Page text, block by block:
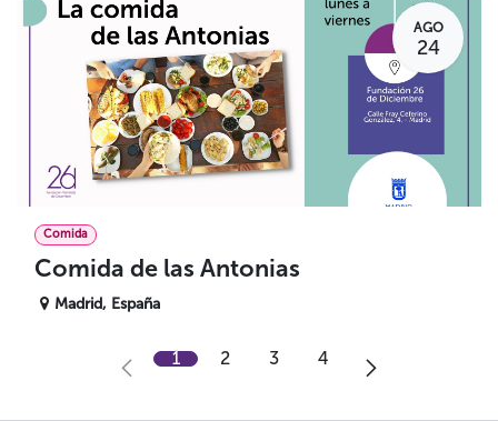
AGO
24
Comida
Comida de las Antonias
Madrid, España
1 2 3 4